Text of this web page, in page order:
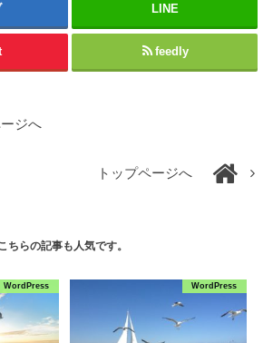
LINE
feedly
ージへ
トップページへ
ちらの記事も人気です。
WordPress WordPress